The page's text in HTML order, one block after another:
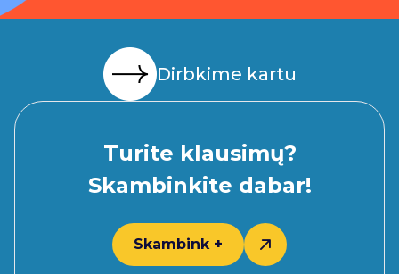
Dirbkime kartu
Turite klausimų?
Skambinkite dabar!
Skambink +